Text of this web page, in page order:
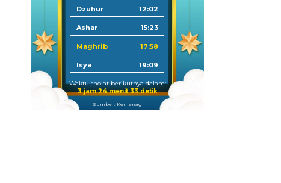
Dzuhur 12:02
Ashar 15:23
Maghrib 17:58
Isya 19:09
Waktu sholat berikutnya dalam:
3 jam 24 menit 32 detik
Sumber: Kemenag